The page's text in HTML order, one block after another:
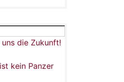
die Zukunft!
kein Panzer